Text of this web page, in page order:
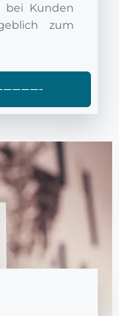
bei Kunden
zum